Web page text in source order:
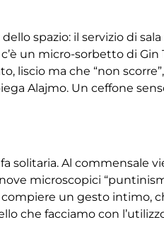
spazio: il servizio di
un micro-sorbetto di
liscio ma che “non
Alajmo. Un ceffone
solitaria. Al commensale
microscopici
un gesto intimo,
che facciamo con